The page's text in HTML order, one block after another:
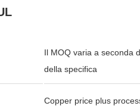
Il MOQ varia a seconda
della specifica
Copper price plus